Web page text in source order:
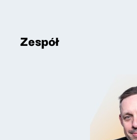
Zespół